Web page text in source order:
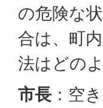
の危険な
合は、町
法はどの
市長 ：空